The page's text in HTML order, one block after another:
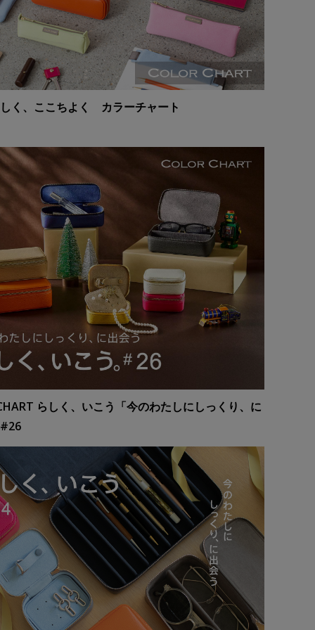
く、ここちよく カラーチャート
らしく、いこう「今のわたしにしっくり、に